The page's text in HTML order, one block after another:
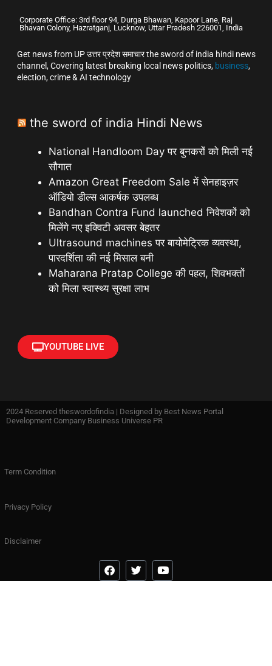
Corporate Office: 3rd floor 94, Durga Bhawan, Kapoor Lane, Raj
Bhavan Colony, Hazratganj, Lucknow, Uttar Pradesh 226001, India
Get news from UP उत्तर प्रदेश समाचार the sword of india hindi news
channel, Covering latest breaking local news politics, business,
election, crime & AI technology
the sword of india Hindi News
National Handloom Day पर बुनकरों को मिली नई
सौगात
Amazon Great Freedom Sale में सेनहाइज़र
ऑडियो डील्स आकर्षक उपलब्ध
Bandhan Contra Fund launched निवेशकों को
मिलेंगे नए इक्विटी अवसर बेहतर
Ultrasound machines पर बायोमेट्रिक व्यवस्था,
पारदर्शिता की नई मिसाल बनी
Maharana Pratap College की पहल, शिवभक्तों
को मिला स्वास्थ्य सुरक्षा लाभ
YOUTUBE LIVE
2024 Reserved theswordofindia | Designed by Best News Portal
Development Company Business Universe PR
Term Condition
Privacy Policy
Disclaimer